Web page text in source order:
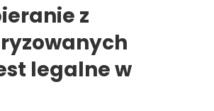
z
legalne w